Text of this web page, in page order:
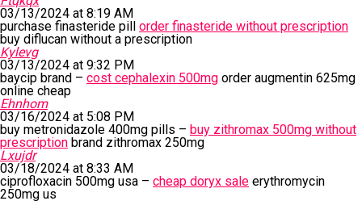
03/13/2024 at 8:19 AM
purchase finasteride pill order finasteride without prescription
buy diflucan without a prescription
Kylevg
03/13/2024 at 9:32 PM
baycip brand – cost cephalexin 500mg order augmentin 625mg
online cheap
Ehnhom
03/16/2024 at 5:08 PM
buy metronidazole 400mg pills – buy zithromax 500mg without
prescription brand zithromax 250mg
Lxujdr
03/18/2024 at 8:33 AM
ciprofloxacin 500mg usa – cheap doryx sale erythromycin
250mg us